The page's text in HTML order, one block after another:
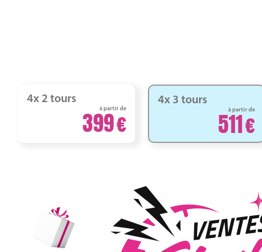
4x 2 tours
à partir de
399
4x 3 tours
à partir de
511